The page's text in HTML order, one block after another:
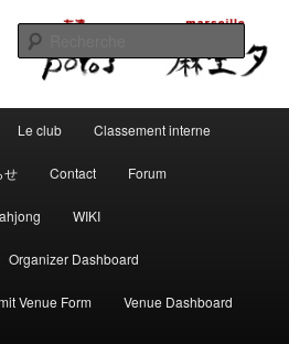
Marseille – Mahjong
Le club Classement interne
せ Contact Forum
WIKI
Organizer Dashboard
Venue Form Venue Dashboard